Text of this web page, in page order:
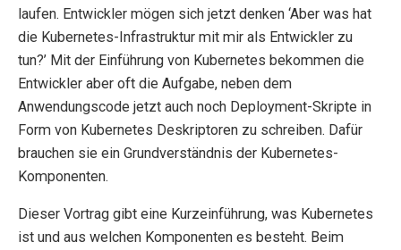
laufen. Entwickler mögen sich jetzt denken ‘Aber was hat
die Kubernetes-Infrastruktur mit mir als Entwickler zu
tun?’ Mit der Einführung von Kubernetes bekommen die
Entwickler aber oft die Aufgabe, neben dem
Anwendungscode jetzt auch noch Deployment-Skripte in
Form von Kubernetes Deskriptoren zu schreiben. Dafür
brauchen sie ein Grundverständnis der Kubernetes-
Komponenten.
Dieser Vortrag gibt eine Kurzeinführung, was Kubernetes
ist und aus welchen Komponenten es besteht. Beim